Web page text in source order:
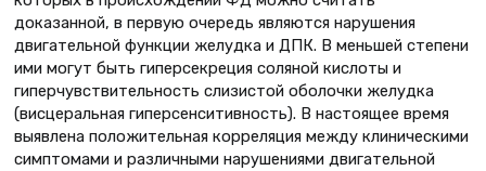
доказанной, в первую очередь являются нарушения
двигательной функции желудка и ДПК. В меньшей степени
ими могут быть гиперсекреция соляной кислоты и
гиперчувствительность слизистой оболочки желудка
(висцеральная гиперсенситивность). В настоящее время
выявлена положительная корреляция между клиническими
симптомами и различными нарушениями двигательной